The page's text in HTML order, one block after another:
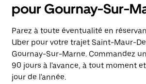
calendrier
et
sélectionner
une
date.
Appuyez
sur
la
touche
pour Gournay-Sur-
Parez à toute éventualité en
Uber pour votre trajet Saint-Maur-
Gournay-Sur-Marne. Commandez
90 jours à l'avance, à tout moment
jour de l'année.